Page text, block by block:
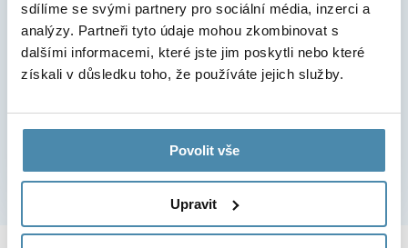
sdílíme se svými partnery pro sociální média, inzerci a
analýzy. Partneři tyto údaje mohou zkombinovat s
dalšími informacemi, které jste jim poskytli nebo které
získali v důsledku toho, že používáte jejich služby.
Povolit vše
Upravit
Nemusíte se bát, telefon ani email nepoužijeme k
jiným účelům, než ke kontaktu.